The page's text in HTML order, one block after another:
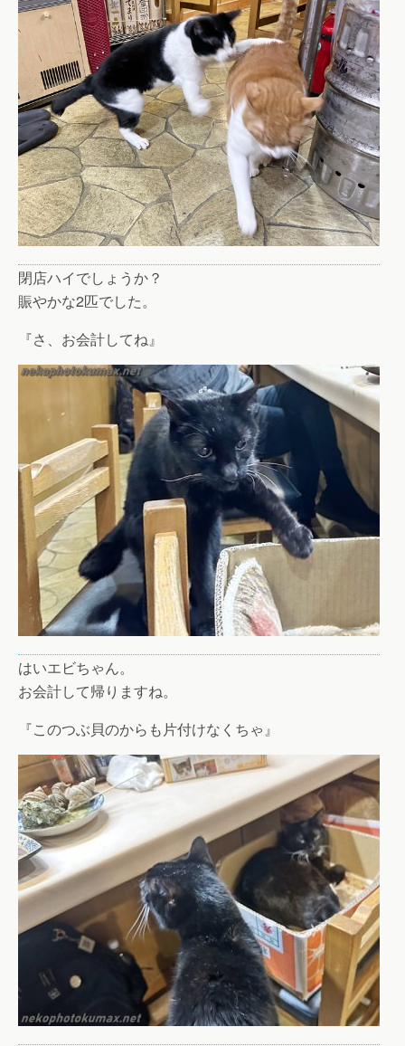
閉店ハイでしょうか？
賑やかな2匹でした。
『さ、お会計してね』
はいエビちゃん。
お会計して帰りますね。
『このつぶ貝のからも片付けなくちゃ』